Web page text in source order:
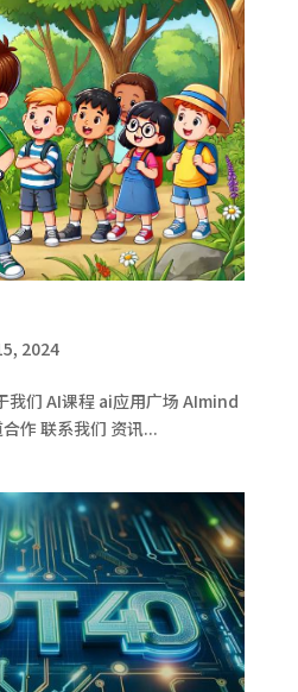
2024
我们 AI课程 ai应用广场 AImind
作 联系我们 资讯...